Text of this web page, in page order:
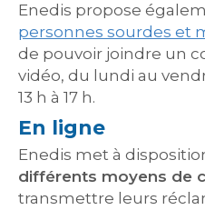
Enedis propose
personnes sourdes et
de pouvoir joindre un
vidéo, du lundi au
13 h à 17 h.
En ligne
Enedis met à
différents moyens de
transmettre leurs